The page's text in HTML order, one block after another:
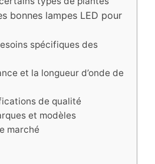
bonnes lampes LED pour
spécifiques des
et la longueur d’onde de
de qualité
et modèles
marché